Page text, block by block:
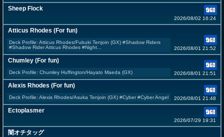
Sheep Flock
2026/08/02 16:24
Atticus Rhodes (For fun)
Deck Profile: Atticus Rhodes/Fubuki Tenjoin (GX) #Shadow Riders
#Shadow Rider Atticus Rhodes #Night...
2026/08/01 21:52
Chumley (For fun)
Deck Profile: Chumley Huffington/Hayato Maeda (GX) 2026/08/01 21:51
Alexis Rhodes (For fun)
Deck Profile: Alexis Rhodes/Asuka Tenjoin (GX) #Cyber #Cyber Angel 2026/08/01 21:48
Ectoplasmer
2026/07/29 19:31
闇オチタッグ